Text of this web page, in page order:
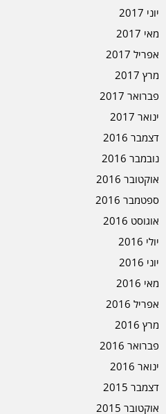
יוני 2017
מאי 2017
אפריל 2017
מרץ 2017
פברואר 2017
ינואר 2017
דצמבר 2016
נובמבר 2016
אוקטובר 2016
ספטמבר 2016
אוגוסט 2016
יולי 2016
יוני 2016
מאי 2016
אפריל 2016
מרץ 2016
פברואר 2016
ינואר 2016
דצמבר 2015
אוקטובר 2015